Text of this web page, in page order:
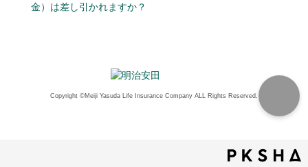
金）は差し引かれますか？
Copyright ©Meiji Yasuda Life Insurance Company ALL Rights Reserved.